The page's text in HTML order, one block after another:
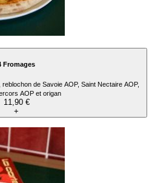
Fromages
de Savoie AOP, Saint Nectaire AOP,
AOP et origan
11,90 €
+